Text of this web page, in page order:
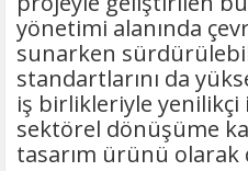
yönetimi alanında
sunarken
standartlarını da
iş birlikleriyle yenilikçi
sektörel dönüşüme
tasarım ürünü olarak